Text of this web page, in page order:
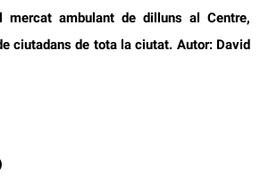
mercat ambulant de dilluns al Centre,
ciutadans de tota la ciutat. Autor: David